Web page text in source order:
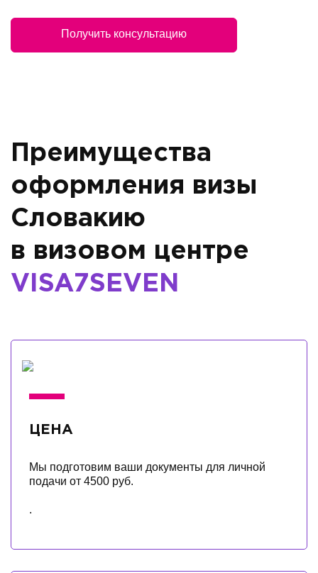
Получить консультацию
Преимущества
оформления визы
Словакию
в визовом центре
VISA7SEVEN
ЦЕНА
Мы подготовим ваши документы для личной
подачи от 4500 руб.
.